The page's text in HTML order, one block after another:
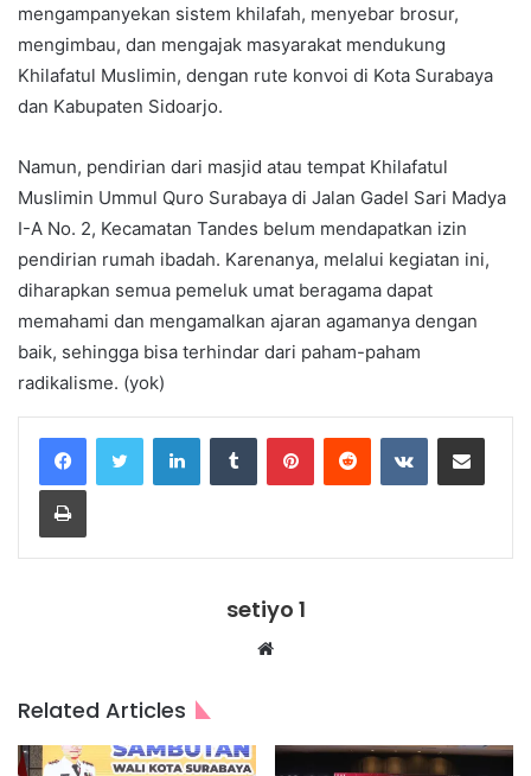
mengampanyekan sistem khilafah, menyebar brosur,
mengimbau, dan mengajak masyarakat mendukung
Khilafatul Muslimin, dengan rute konvoi di Kota Surabaya
dan Kabupaten Sidoarjo.
Namun, pendirian dari masjid atau tempat Khilafatul
Muslimin Ummul Quro Surabaya di Jalan Gadel Sari Madya
I-A No. 2, Kecamatan Tandes belum mendapatkan izin
pendirian rumah ibadah. Karenanya, melalui kegiatan ini,
diharapkan semua pemeluk umat beragama dapat
memahami dan mengamalkan ajaran agamanya dengan
baik, sehingga bisa terhindar dari paham-paham
radikalisme. (yok)
LinkedInTumblr PinterestReddit VKontakteShare via Email
Print
setiyo 1
Website
Related Articles